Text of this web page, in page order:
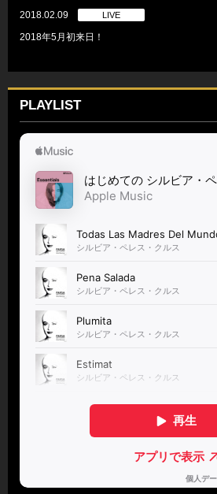
2018.02.09 LIVE
2018年5月初来日！
PLAYLIST